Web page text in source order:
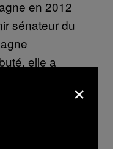
en 2012
sénateur du
elle a
de
avoir
avec des
×